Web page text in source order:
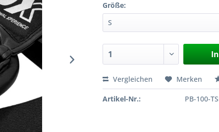
Größe:
Vergleichen Merken
Artikel-Nr.: PB-100-